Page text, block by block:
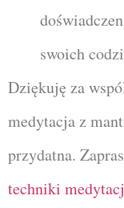
swoich
Dziękuję za
medytacja z
przydatna.
techniki